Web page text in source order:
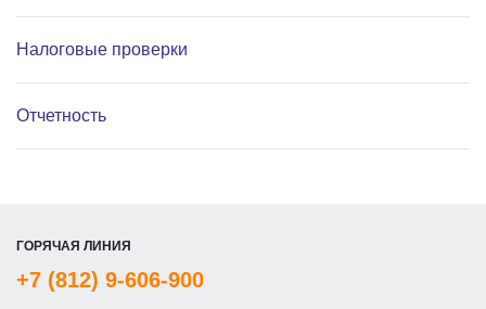
Налоговые проверки
Отчетность
ГОРЯЧАЯ ЛИНИЯ
+7 (812) 9-606-900